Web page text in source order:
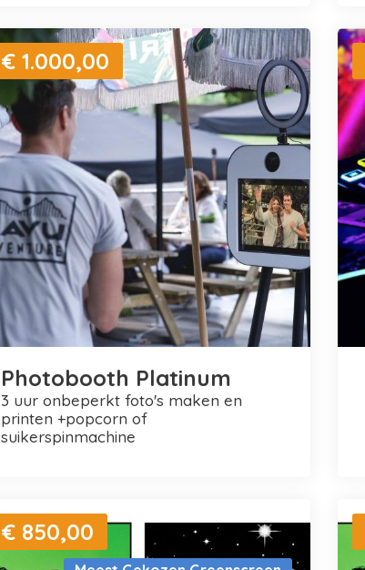
€ 1.000,00
Photobooth Platinum
3 uur onbeperkt foto's maken en
printen +popcorn of
suikerspinmachine
€ 850,00